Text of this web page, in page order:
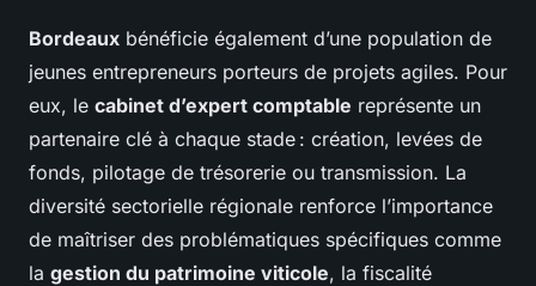
Bordeaux bénéficie également d’une population de
jeunes entrepreneurs porteurs de projets agiles. Pour
eux, le cabinet d’expert comptable représente un
partenaire clé à chaque stade : création, levées de
fonds, pilotage de trésorerie ou transmission. La
diversité sectorielle régionale renforce l’importance
de maîtriser des problématiques spécifiques comme
la gestion du patrimoine viticole, la fiscalité